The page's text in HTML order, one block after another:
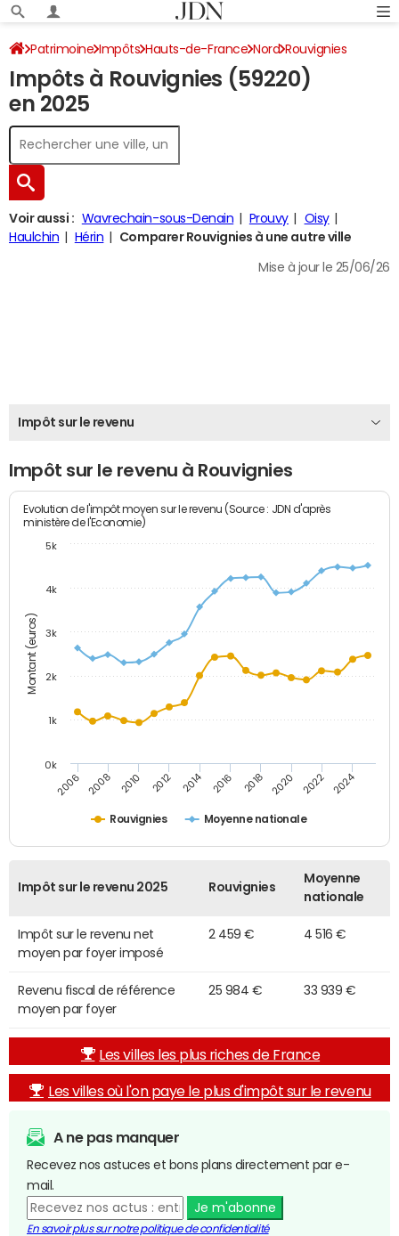
Patrimoine Impôts Hauts-de-France Nord Rouvignies
Impôt sur le revenu
Impôts à Rouvignies (59220)
en 2025
Voir aussi : Wavrechain-sous-Denain Prouvy
Oisy
Haulchin
Hérin Comparer Rouvignies à une autre ville
Mise à jour le 25/06/26
Impôt sur le revenu
Impôt sur le revenu à Rouvignies
Montant (euros)
Evolution de l'impôt moyen sur le revenu (Source : JDN d'après
ministère de l'Economie)
Rouvignies Moyenne nationale
2006 2008 2010 2012 2014 2016 2018 2020 2022 2024
0k
1k
2k
3k
4k
5k
Impôt sur le revenu 2025 Rouvignies
Moyenne
nationale
Impôt sur le revenu net
moyen par foyer imposé
2 459 € 4 516 €
Revenu fiscal de référence
moyen par foyer
25 984 € 33 939 €
Les villes les plus riches de France
Les villes où l'on paye le plus d'impôt sur le revenu
A ne pas manquer
Recevez nos astuces et bons plans directement par e-
mail.
Je m'abonne
En savoir plus sur notre politique de confidentialité